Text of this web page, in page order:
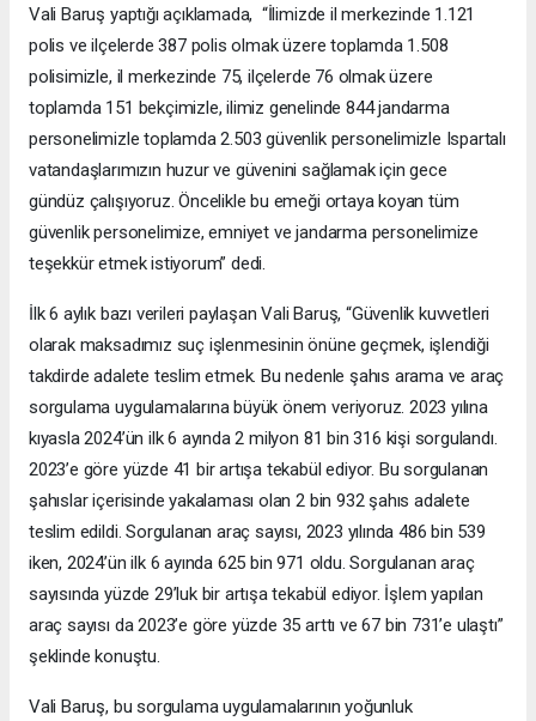
Vali Baruş yaptığı açıklamada, “İlimizde il merkezinde 1.121
polis ve ilçelerde 387 polis olmak üzere toplamda 1.508
polisimizle, il merkezinde 75, ilçelerde 76 olmak üzere
toplamda 151 bekçimizle, ilimiz genelinde 844 jandarma
personelimizle toplamda 2.503 güvenlik personelimizle Ispartalı
vatandaşlarımızın huzur ve güvenini sağlamak için gece
gündüz çalışıyoruz. Öncelikle bu emeği ortaya koyan tüm
güvenlik personelimize, emniyet ve jandarma personelimize
teşekkür etmek istiyorum” dedi.
İlk 6 aylık bazı verileri paylaşan Vali Baruş, “Güvenlik kuvvetleri
olarak maksadımız suç işlenmesinin önüne geçmek, işlendiği
takdirde adalete teslim etmek. Bu nedenle şahıs arama ve araç
sorgulama uygulamalarına büyük önem veriyoruz. 2023 yılına
kıyasla 2024’ün ilk 6 ayında 2 milyon 81 bin 316 kişi sorgulandı.
2023’e göre yüzde 41 bir artışa tekabül ediyor. Bu sorgulanan
şahıslar içerisinde yakalaması olan 2 bin 932 şahıs adalete
teslim edildi. Sorgulanan araç sayısı, 2023 yılında 486 bin 539
iken, 2024’ün ilk 6 ayında 625 bin 971 oldu. Sorgulanan araç
sayısında yüzde 29’luk bir artışa tekabül ediyor. İşlem yapılan
araç sayısı da 2023’e göre yüzde 35 arttı ve 67 bin 731’e ulaştı”
şeklinde konuştu.
Vali Baruş, bu sorgulama uygulamalarının yoğunluk